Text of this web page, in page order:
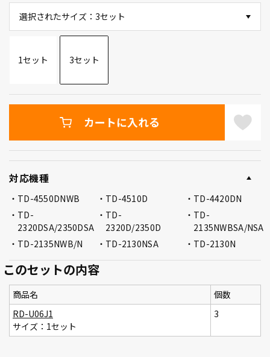
選択されたサイズ：3セット
1セット 3セット
カートに入れる
このセットの内容
商品名
個数
RD-U06J1
サイズ：1セット
3
対応機種
TD-4550DNWB TD-4510D
TD-4420DN
TD-
2320DSA/2350DSA
TD-
2320D/2350D
TD-
2135NWBSA/NSA
TD-2135NWB/N
TD-2130NSA TD-2130N